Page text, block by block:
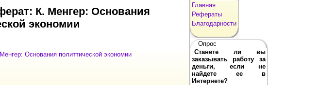
К. Менгер: Основания
экономии
Основания политтической экономии
Главная
Рефераты
Благодарности
Опрос
Станете ли вы
заказывать работу за
деньги, если не
найдете ее в
Интернете?